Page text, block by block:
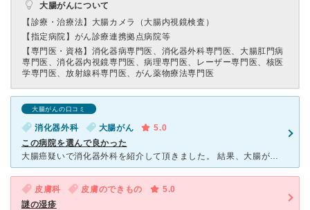
大腸がんについて
【診療・治療法】 大腸カメラ（大腸内視鏡検査）
【指定病院】 がん診療連携拠点病院等
【専門医・資格】 消化器病専門医、消化器外科専門医、大腸肛門病
専門医、消化器内視鏡専門医、病理専門医、レーザー専門医、核医
学専門医、放射線科専門医、がん薬物療法専門医
大腸がんの口コミ
消化器外科 大腸がん
5.0
この病院を選んで良かった
大腸癌疑いで消化器外科を紹介して頂きました。 結果、大腸がんで手術、入院となりましたが、執刀医の先生、サポートして下さった先生、術前術後を看護して下さった看護師、不安なく退院まで看護して頂きました。
皮膚科 皮膚のできもの
5.0
謎の湿疹